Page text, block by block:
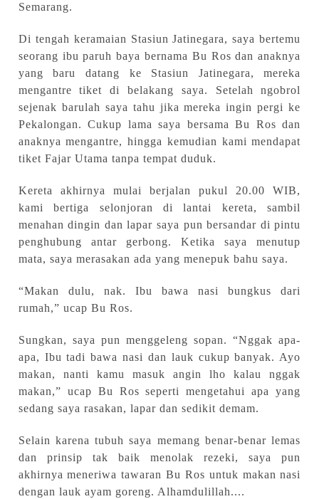
Semarang.
Di tengah keramaian Stasiun Jatinegara, saya bertemu
seorang ibu paruh baya bernama Bu Ros dan anaknya
yang baru datang ke Stasiun Jatinegara, mereka
mengantre tiket di belakang saya. Setelah ngobrol
sejenak barulah saya tahu jika mereka ingin pergi ke
Pekalongan.
Cukup lama saya bersama Bu Ros dan
anaknya mengantre, hingga kemudian kami mendapat
tiket Fajar Utama tanpa tempat duduk.
Kereta akhirnya mulai berjalan pukul 20.00 WIB,
kami bertiga selonjoran di lantai kereta,sambil
menahan dingin dan lapar saya pun bersandar di pintu
penghubung antar gerbong. Ketika saya menutup
mata, saya merasakan ada yang menepuk bahu saya.
“Makan dulu, nak. Ibu bawa nasi bungkus dari
rumah,” ucap Bu Ros.
Sungkan, saya pun menggeleng sopan. “Nggak apa-
apa, Ibu tadi bawa nasi dan lauk cukup banyak. Ayo
makan, nanti kamu masuk angin lho kalau nggak
makan,” ucap Bu Ros seperti mengetahui apa yang
sedang saya rasakan, lapar dan sedikit demam.
Selain karena tubuh saya memang benar-benar lemas
dan prinsip tak baik menolak rezeki, saya pun
akhirnya meneriwa tawaran Bu Ros untuk makan nasi
dengan lauk ayam goreng. Alhamdulillah....